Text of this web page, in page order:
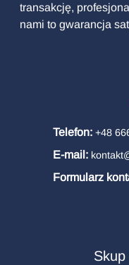
transakcję,
nami to gwarancja
Telefon: +48
E-mail:
Formularz